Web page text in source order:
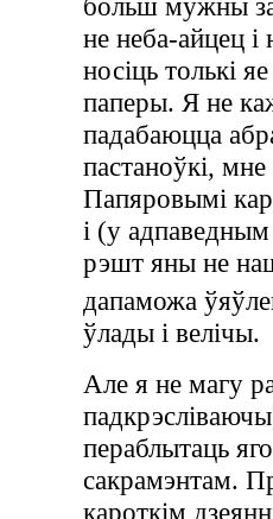
не неба-айцец
носіць толькі
паперы. Я не
падабаюцца
пастаноўкі,
Папяровымі
і (у
рэшт яны не
дапаможа
ўлады і велічы.
Але я не магу
пераблытаць
сакрамэнтам.
кароткім